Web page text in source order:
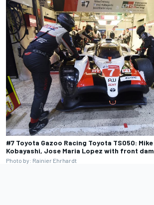
#7 Toyota Gazoo Racing Toyota TS050: Mike
Kobayashi, Jose Maria Lopez with front
Photo by: Rainier Ehrhardt